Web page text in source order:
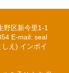
区新今里1-1
E-mail: seal
え) インボイ